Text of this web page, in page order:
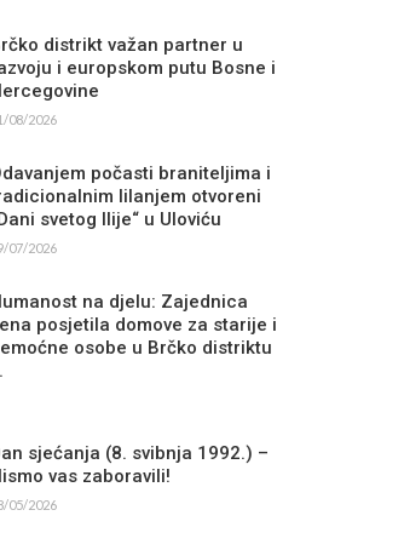
distrikt važan partner u
i europskom putu Bosne i
08/2026
počasti braniteljima i
lilanjem otvoreni
svetog Ilije“ u Uloviću
07/2026
na djelu: Zajednica
posjetila domove za starije i
osobe u Brčko distriktu
sjećanja (8. svibnja 1992.) –
vas zaboravili!
05/2026